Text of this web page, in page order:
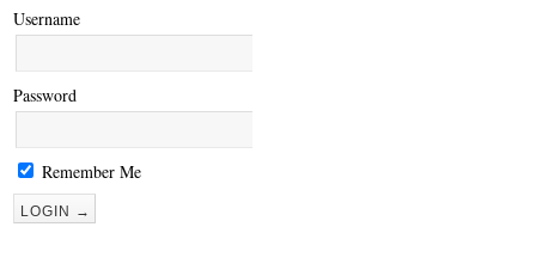
Username
Password
Remember Me